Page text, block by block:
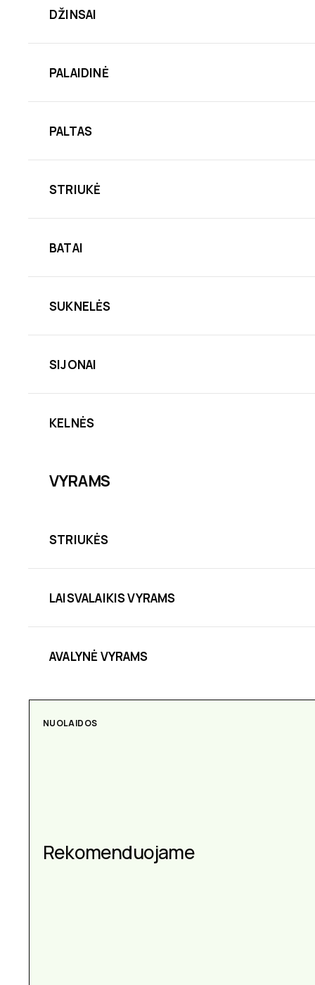
DŽINSAI
PALAIDINĖ
PALTAS
STRIUKĖ
BATAI
SUKNELĖS
SIJONAI
KELNĖS
VYRAMS
STRIUKĖS
LAISVALAIKIS VYRAMS
AVALYNĖ VYRAMS
NUOLAIDOS
Rekomenduojame